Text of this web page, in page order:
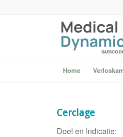
Home
Cerclage
Doel en Indicatie: